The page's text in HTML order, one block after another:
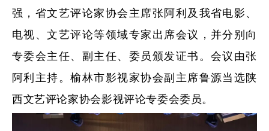
强，省文艺评论家协会主席张阿利及我省电影、
电视、文艺评论等领域专家出席会议，并分别向
专委会主任、副主任、委员颁发证书。会议由张
阿利主持。榆林市影视家协会副主席鲁源当选陕
西文艺评论家协会影视评论专委会委员。